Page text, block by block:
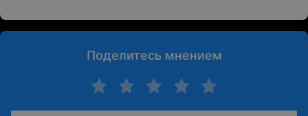
Поделитесь мнением